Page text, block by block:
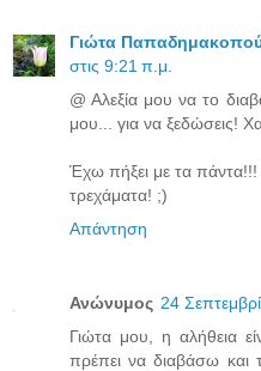
Γιώτα
στις 9:21 π.μ.
@ Αλεξία μου να το
μου... για να ξεδώσεις!
Έχω πήξει με τα πάντα!!!
τρεχάματα! ;)
Απάντηση
Ανώνυμος 24
Γιώτα μου, η αλήθεια
πρέπει να διαβάσω